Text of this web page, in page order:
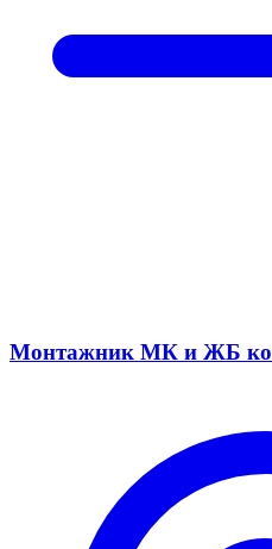
Монтажник МК и ЖБ